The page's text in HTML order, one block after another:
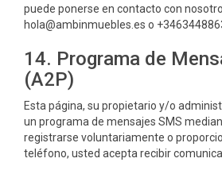
puede ponerse en contacto con
hola@ambinmuebles.es o
14. Programa de
(A2P)
Esta página, su propietario y/o
un programa de mensajes SMS
registrarse voluntariamente o
teléfono, usted acepta recibir